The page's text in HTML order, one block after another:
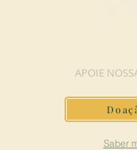
APOIE
Saber